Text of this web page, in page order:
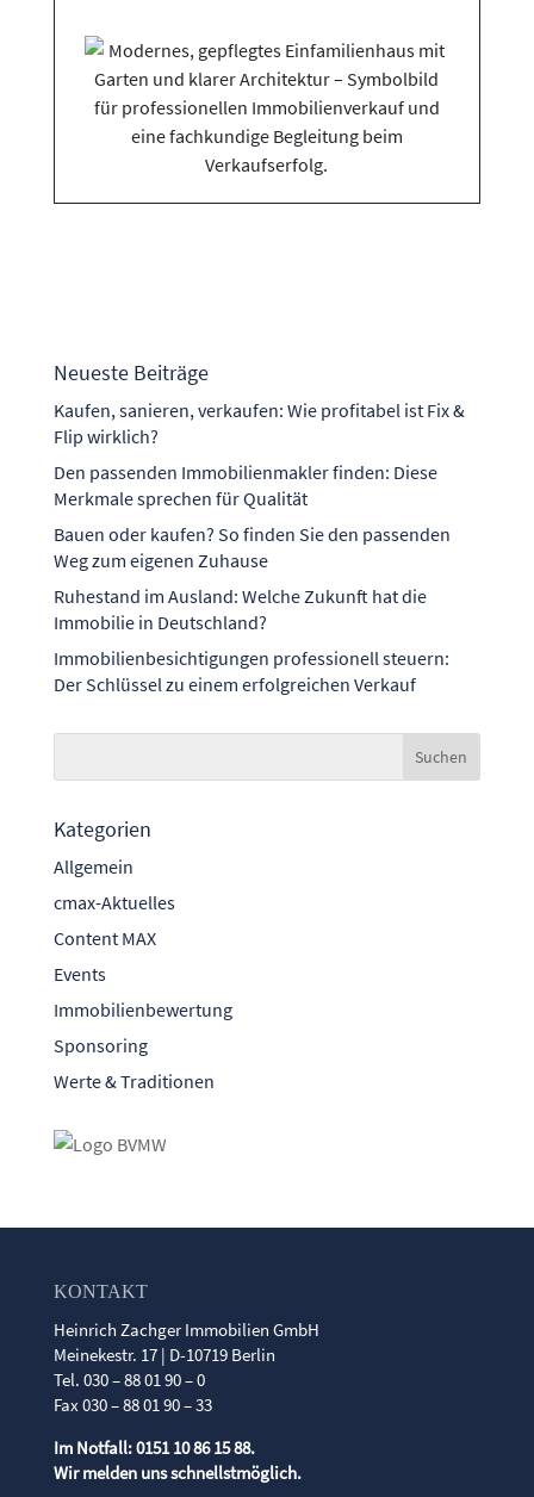
Neueste Beiträge
Kaufen, sanieren, verkaufen: Wie profitabel ist Fix &
Flip wirklich?
Den passenden Immobilienmakler finden: Diese
Merkmale sprechen für Qualität
Bauen oder kaufen? So finden Sie den passenden
Weg zum eigenen Zuhause
Ruhestand im Ausland: Welche Zukunft hat die
Immobilie in Deutschland?
Immobilienbesichtigungen professionell steuern:
Der Schlüssel zu einem erfolgreichen Verkauf
Kategorien
Allgemein
cmax-Aktuelles
Content MAX
Events
Immobilienbewertung
Sponsoring
Werte & Traditionen
KONTAKT
Heinrich Zachger Immobilien GmbH
Meinekestr. 17 | D-10719 Berlin
Tel. 030 – 88 01 90 – 0
Fax 030 – 88 01 90 – 33
Im Notfall: 0151 10 86 15 88.
Wir melden uns schnellstmöglich.